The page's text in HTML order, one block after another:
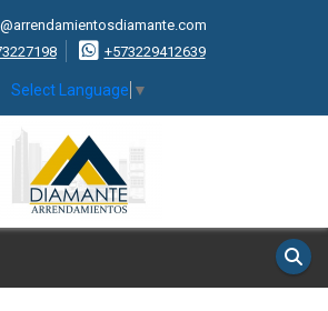
+573229412639
Select Language ▼